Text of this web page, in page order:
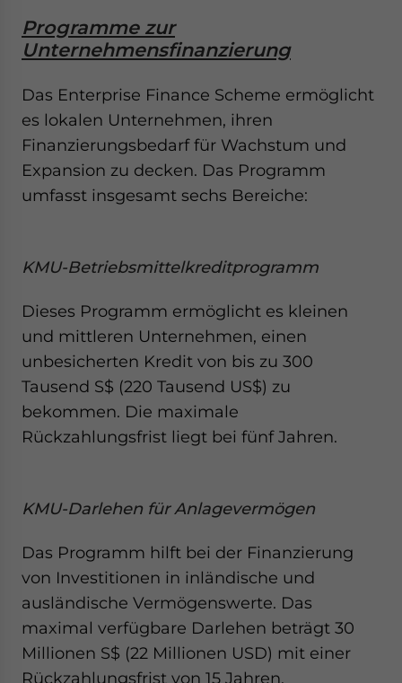
Programme zur
Unternehmensfinanzierung
Das Enterprise Finance Scheme ermöglicht
es lokalen Unternehmen, ihren
Finanzierungsbedarf für Wachstum und
Expansion zu decken. Das Programm
umfasst insgesamt sechs Bereiche:
KMU-Betriebsmittelkreditprogramm
Dieses Programm ermöglicht es kleinen
und mittleren Unternehmen, einen
unbesicherten Kredit von bis zu 300
Tausend S$ (220 Tausend US$) zu
bekommen. Die maximale
Rückzahlungsfrist liegt bei fünf Jahren.
KMU-Darlehen für Anlagevermögen
Das Programm hilft bei der Finanzierung
von Investitionen in inländische und
ausländische Vermögenswerte. Das
maximal verfügbare Darlehen beträgt 30
Millionen S$ (22 Millionen USD) mit einer
Rückzahlungsfrist von 15 Jahren.